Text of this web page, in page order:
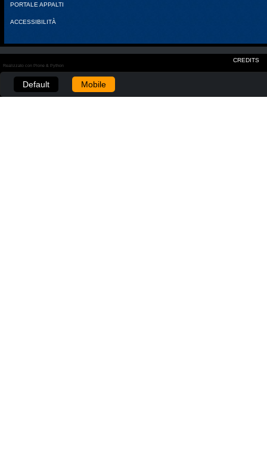
PORTALE APPALTI
ACCESSIBILITÀ
CREDITS
Realizzato con Plone & Python
Default Mobile